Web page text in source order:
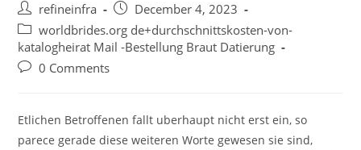
Post
author:
refineinfra
Post
published:
December 4, 2023
Post
category:
worldbrides.org de+durchschnittskosten-von-
katalogheirat Mail -Bestellung Braut Datierung
Post0 Comments
Etlichen Betroffenen fallt uberhaupt nicht erst ein, so
parece gerade diese weiteren Worte gewesen sie sind,